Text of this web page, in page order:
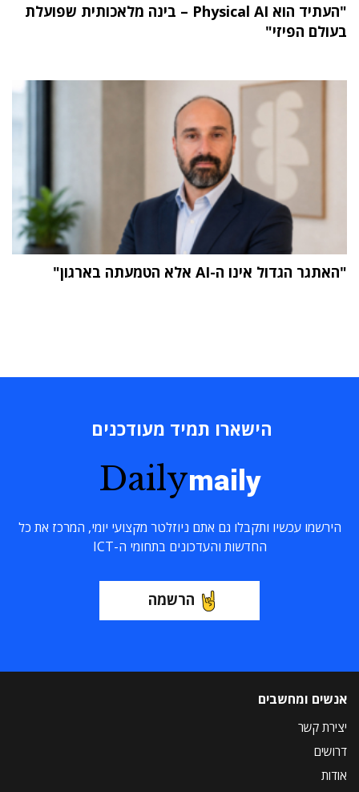
"העתיד הוא Physical AI – בינה מלאכותית שפועלת
בעולם הפיזי"
"האתגר הגדול אינו ה-AI אלא הטמעתה בארגון"
הישארו תמיד מעודכנים
Dailymaily
הירשמו עכשיו ותקבלו גם אתם ניוזלטר מקצועי יומי, המרכז את כל
החדשות והעדכונים בתחומי ה-ICT
הרשמה
אנשים ומחשבים
יצירת קשר
דרושים
אודות